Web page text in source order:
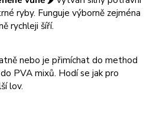
ryby. Funguje výborně zejména
rychleji šíří.
nebo je přimíchat do method
PVA mixů. Hodí se jak pro
lov.